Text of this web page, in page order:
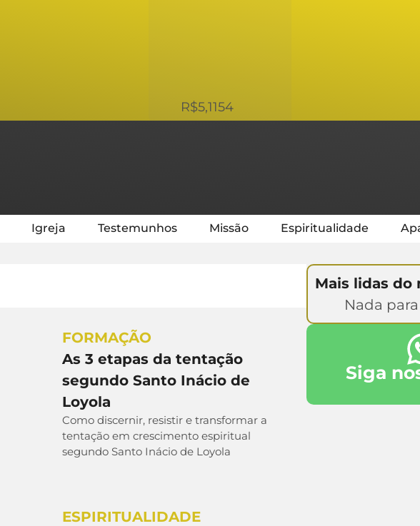
R$5,1154
Igreja Testemunhos Missão Espiritualidade
FORMAÇÃO
As 3 etapas da tentação
segundo Santo Inácio de
Loyola
Como discernir, resistir e transformar a
tentação em crescimento espiritual
segundo Santo Inácio de Loyola
ESPIRITUALIDADE
Mais lidas do
Nada
Siga